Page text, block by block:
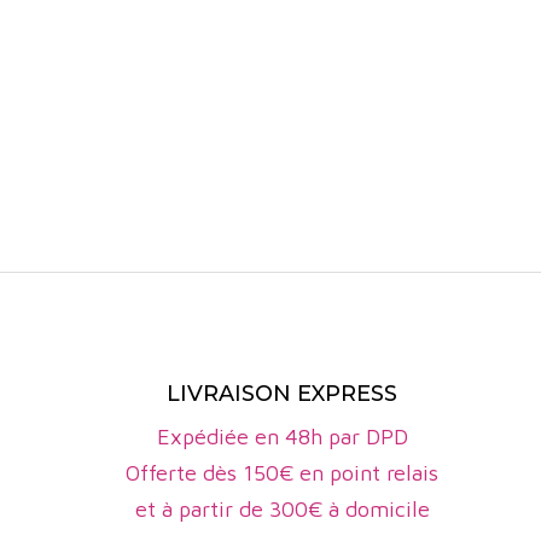
Cuvée
blanc du
sur
LIVRAISON EXPRESS
Expédiée en 48h par DPD
Offerte dès 150€ en point relais
et à partir de 300€ à domicile